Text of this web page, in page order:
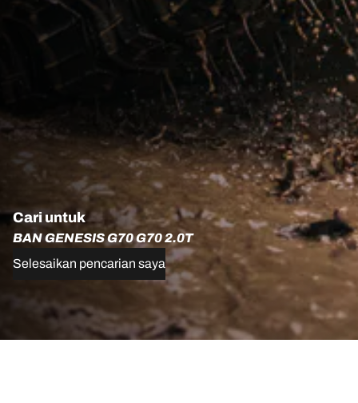
Cari untuk
BAN GENESIS G70 G70 2.0T
Selesaikan pencarian saya